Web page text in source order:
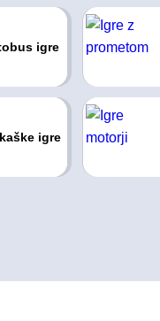
igre
igre